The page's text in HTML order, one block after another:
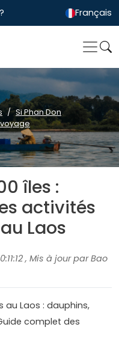
Français
Si Phan Don
îles :
activités
Laos
, Mis à jour par Bao
au Laos : dauphins,
complet des